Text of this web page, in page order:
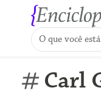
Carl